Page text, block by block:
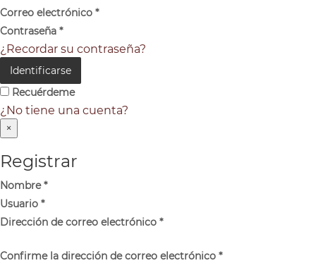
Correo electrónico *
Contraseña *
¿Recordar su contraseña?
Identificarse
Recuérdeme
¿No tiene una cuenta?
×
Registrar
Nombre*
Usuario *
Dirección de correo electrónico *
Confirme la dirección de correo electrónico *